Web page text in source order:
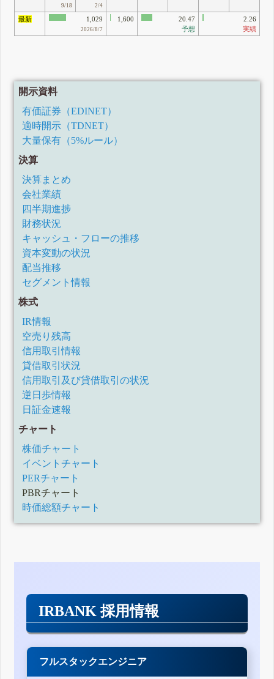
9/18
2/4
最新 1,029
2026/8/7
1,600
20.47
予想
2.26
実績
開示資料
有価証券（EDINET）
適時開示（TDNET）
大量保有（5%ルール）
決算
決算まとめ
会社業績
四半期進捗
財務状況
キャッシュ・フローの推移
資本変動の状況
配当推移
セグメント情報
株式
IR情報
空売り残高
信用取引情報
貸借取引状況
信用取引及び貸借取引の状況
逆日歩情報
日証金速報
チャート
株価チャート
イベントチャート
PERチャート
PBRチャート
時価総額チャート
IRBANK 採用情報
フルスタックエンジニア